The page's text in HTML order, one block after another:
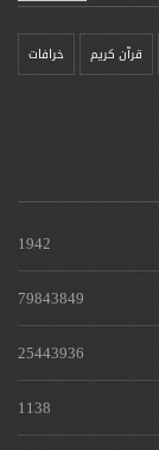
قرآن کریم خرافات
1942
79843849
25443936
1138